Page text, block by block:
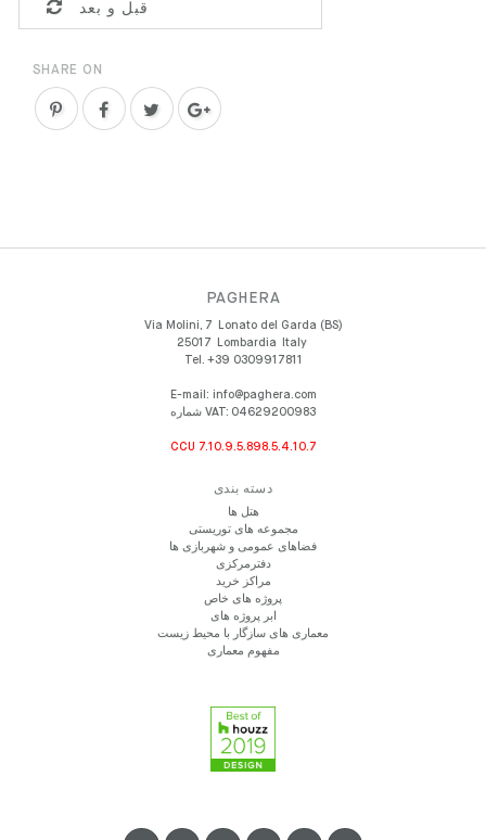
قبل و بعد
SHARE ON
PAGHERA
Via Molini, 7
Lonato del Garda (BS)
25017
Lombardia
Italy
Tel. +39 0309917811
E-mail: info@paghera.com
شماره VAT: 04629200983
CCU 7.10.9.5.898.5.4.10.7
دسته بندی
هتل ها
مجموعه های توریستی
فضاهای عمومی و شهربازی ها
دفترمرکزی
مراکز خرید
پروژه های خاص
ابر پروژه های
معماری های سازگار با محیط زیست
مفهوم معماری